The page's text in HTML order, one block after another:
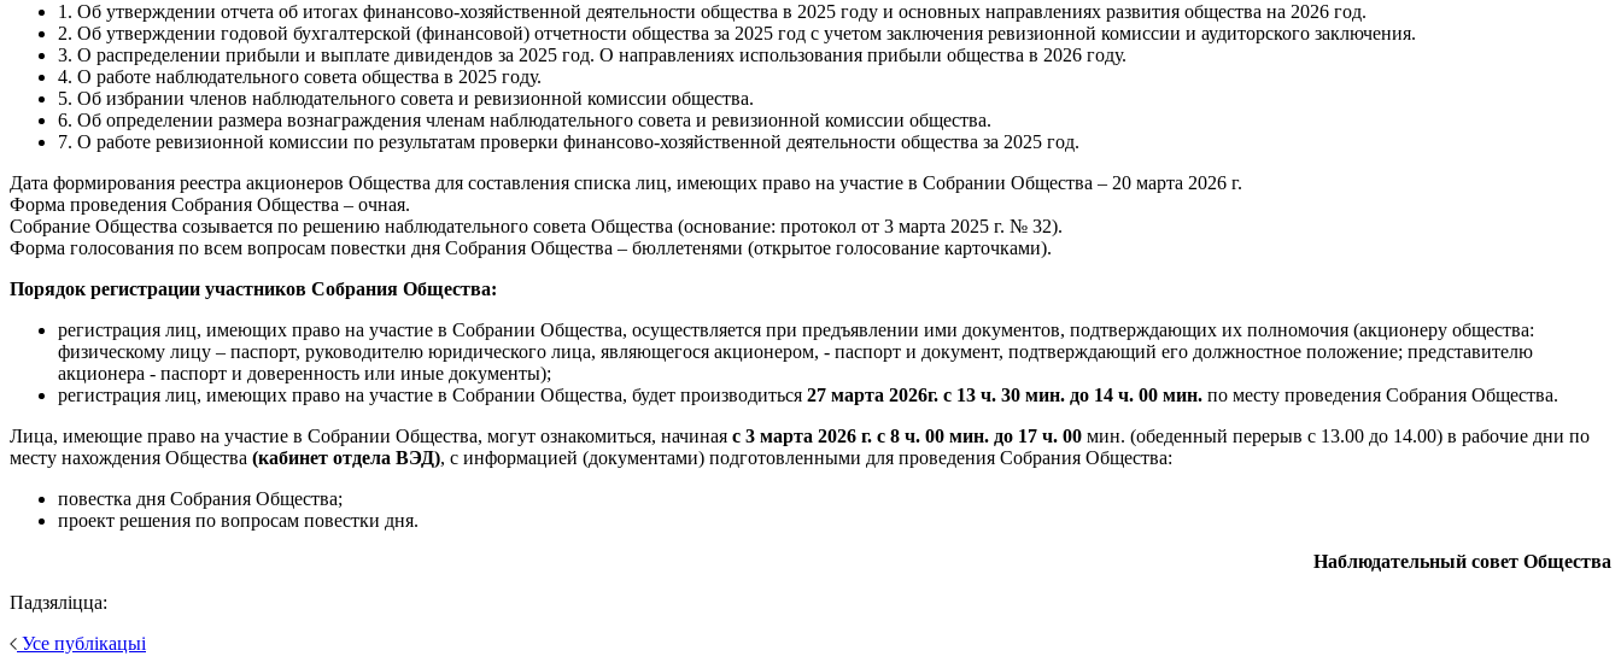
1. Об утверждении отчета об итогах финансово-хозяйственной деятельности общества в 2025 году и основных направлениях развития общества на 2026 год.
2. Об утверждении годовой бухгалтерской (финансовой) отчетности общества за 2025 год с учетом заключения ревизионной комиссии и аудиторского заключения.
3. О распределении прибыли и выплате дивидендов за 2025 год. О направлениях использования прибыли общества в 2026 году.
4. О работе наблюдательного совета общества в 2025 году.
5. Об избрании членов наблюдательного совета и ревизионной комиссии общества.
6. Об определении размера вознаграждения членам наблюдательного совета и ревизионной комиссии общества.
7. О работе ревизионной комиссии по результатам проверки финансово-хозяйственной деятельности общества за 2025 год.
Дата формирования реестра акционеров Общества для составления списка лиц, имеющих право на участие в Собрании Общества – 20 марта 2026 г.
Форма проведения Собрания Общества – очная.
Собрание Общества созывается по решению наблюдательного совета Общества (основание: протокол от 3 марта 2025 г. № 32).
Форма голосования по всем вопросам повестки дня Собрания Общества – бюллетенями (открытое голосование карточками).
Порядок регистрации участников Собрания Общества:
регистрация лиц, имеющих право на участие в Собрании Общества, осуществляется при предъявлении ими документов, подтверждающих их полномочия (акционеру общества:
физическому лицу – паспорт, руководителю юридического лица, являющегося акционером, - паспорт и документ, подтверждающий его должностное положение; представителю
акционера - паспорт и доверенность или иные документы);
регистрация лиц, имеющих право на участие в Собрании Общества, будет производиться 27 марта 2026г. с 13 ч. 30 мин. до 14 ч. 00 мин. по месту проведения Собрания Общества.
Лица, имеющие право на участие в Собрании Общества, могут ознакомиться, начиная с 3 марта 2026 г. с 8 ч. 00 мин. до 17 ч. 00 мин. (обеденный перерыв с 13.00 до 14.00) в рабочие дни по
месту нахождения Общества (кабинет отдела ВЭД), с информацией (документами) подготовленными для проведения Собрания Общества:
повестка дня Собрания Общества;
проект решения по вопросам повестки дня.
Наблюдательный совет Общества
Падзяліцца:
Усе публікацыі